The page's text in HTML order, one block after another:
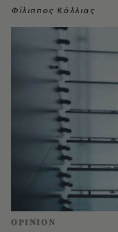
Φίλιππος Κόλλιας
OPINION